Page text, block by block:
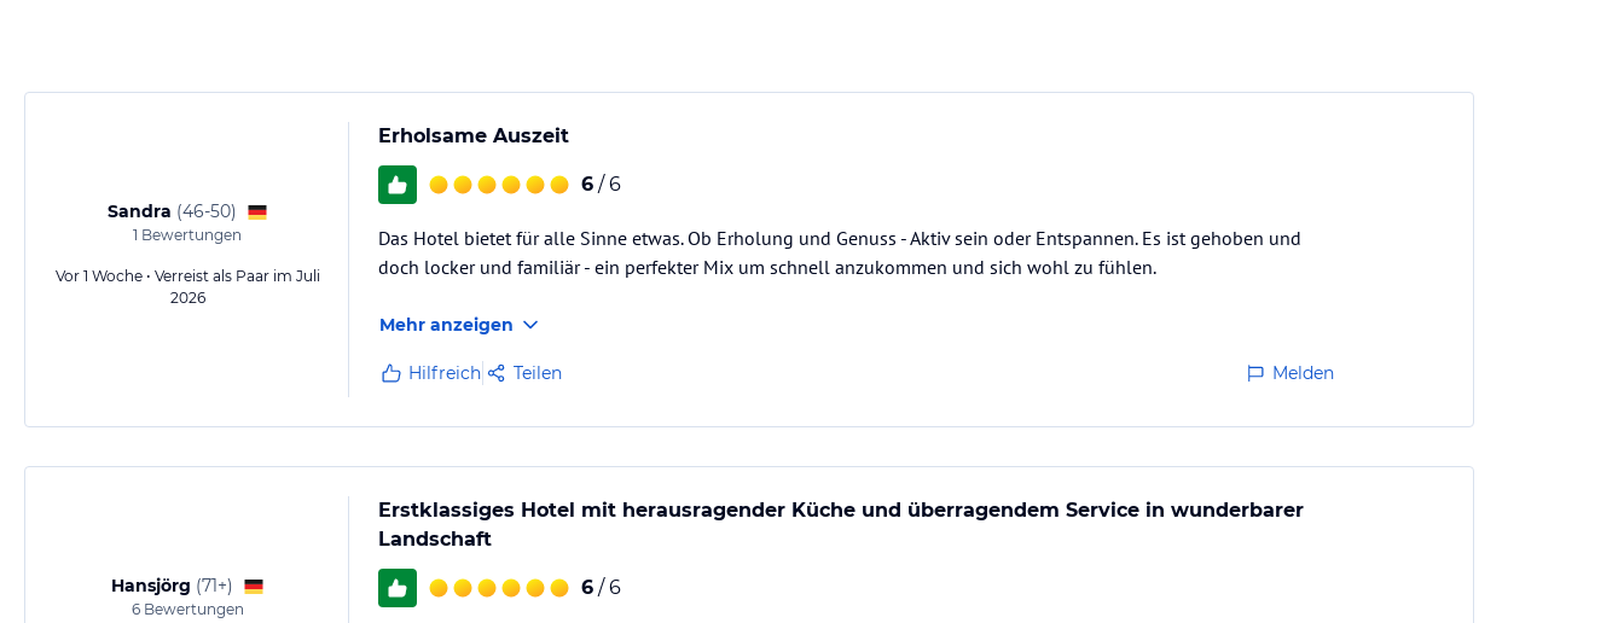
Sandra (46-50)
1 Bewertungen
Vor 1 Woche • Verreist als Paar im Juli
2026
Erholsame Auszeit
6 / 6
Das Hotel bietet für alle Sinne etwas. Ob Erholung und Genuss - Aktiv sein oder Entspannen. Es ist gehoben und
doch locker und familiär - ein perfekter Mix um schnell anzukommen und sich wohl zu fühlen.
Mehr anzeigen
Hilfreich Teilen Melden
Hansjörg (71+)
6Bewertungen
Erstklassiges Hotel mit herausragender Küche und überragendem Service in wunderbarer
Landschaft
6 / 6